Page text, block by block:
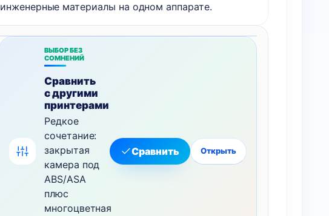
инженерные материалы на одном аппарате.
ВЫБОР БЕЗ
СОМНЕНИЙ
Сравнить
с другими
принтерами
Редкое
сочетание:
закрытая
камера под
ABS/ASA
плюс
многоцветная
Сравнить Открыть